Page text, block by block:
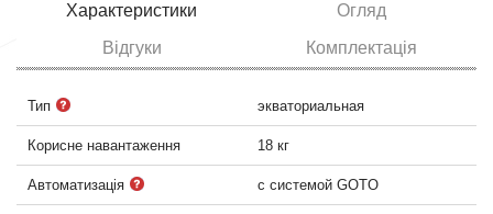
Характеристики
Огляд
Відгуки
Комплектація
Тип экваториальная
Корисне навантаження 18 кг
Автоматизація с системой GOTO